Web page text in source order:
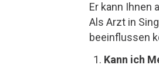
Er kann Ihnen
Als Arzt in
beeinflussen
Kann ich